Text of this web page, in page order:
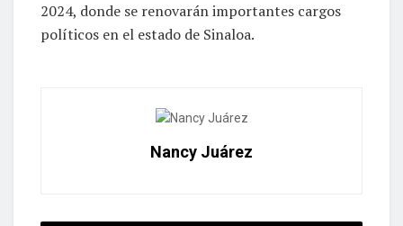
2024, donde se renovarán importantes cargos
políticos en el estado de Sinaloa.
Nancy Juárez